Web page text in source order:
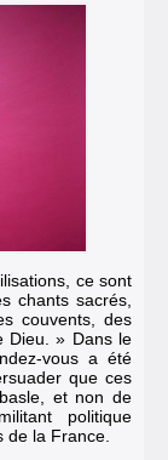
ce sont
chants sacrés,
couvents, des
Dieu. » Dans le
vous a été
que ces
et non de
politique
de la France.